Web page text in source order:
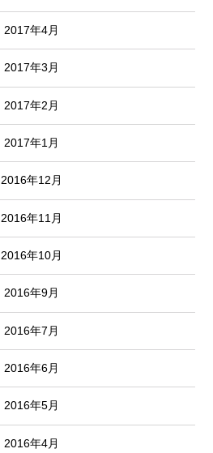
2017年4月
2017年3月
2017年2月
2017年1月
2016年12月
2016年11月
2016年10月
2016年9月
2016年7月
2016年6月
2016年5月
2016年4月